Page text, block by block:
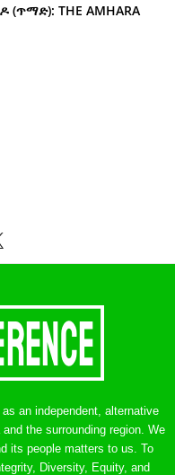
(ጥማድ): THE AMHARA
an independent, alternative
the surrounding region. We
its people matters to us. To
Diversity, Equity, and